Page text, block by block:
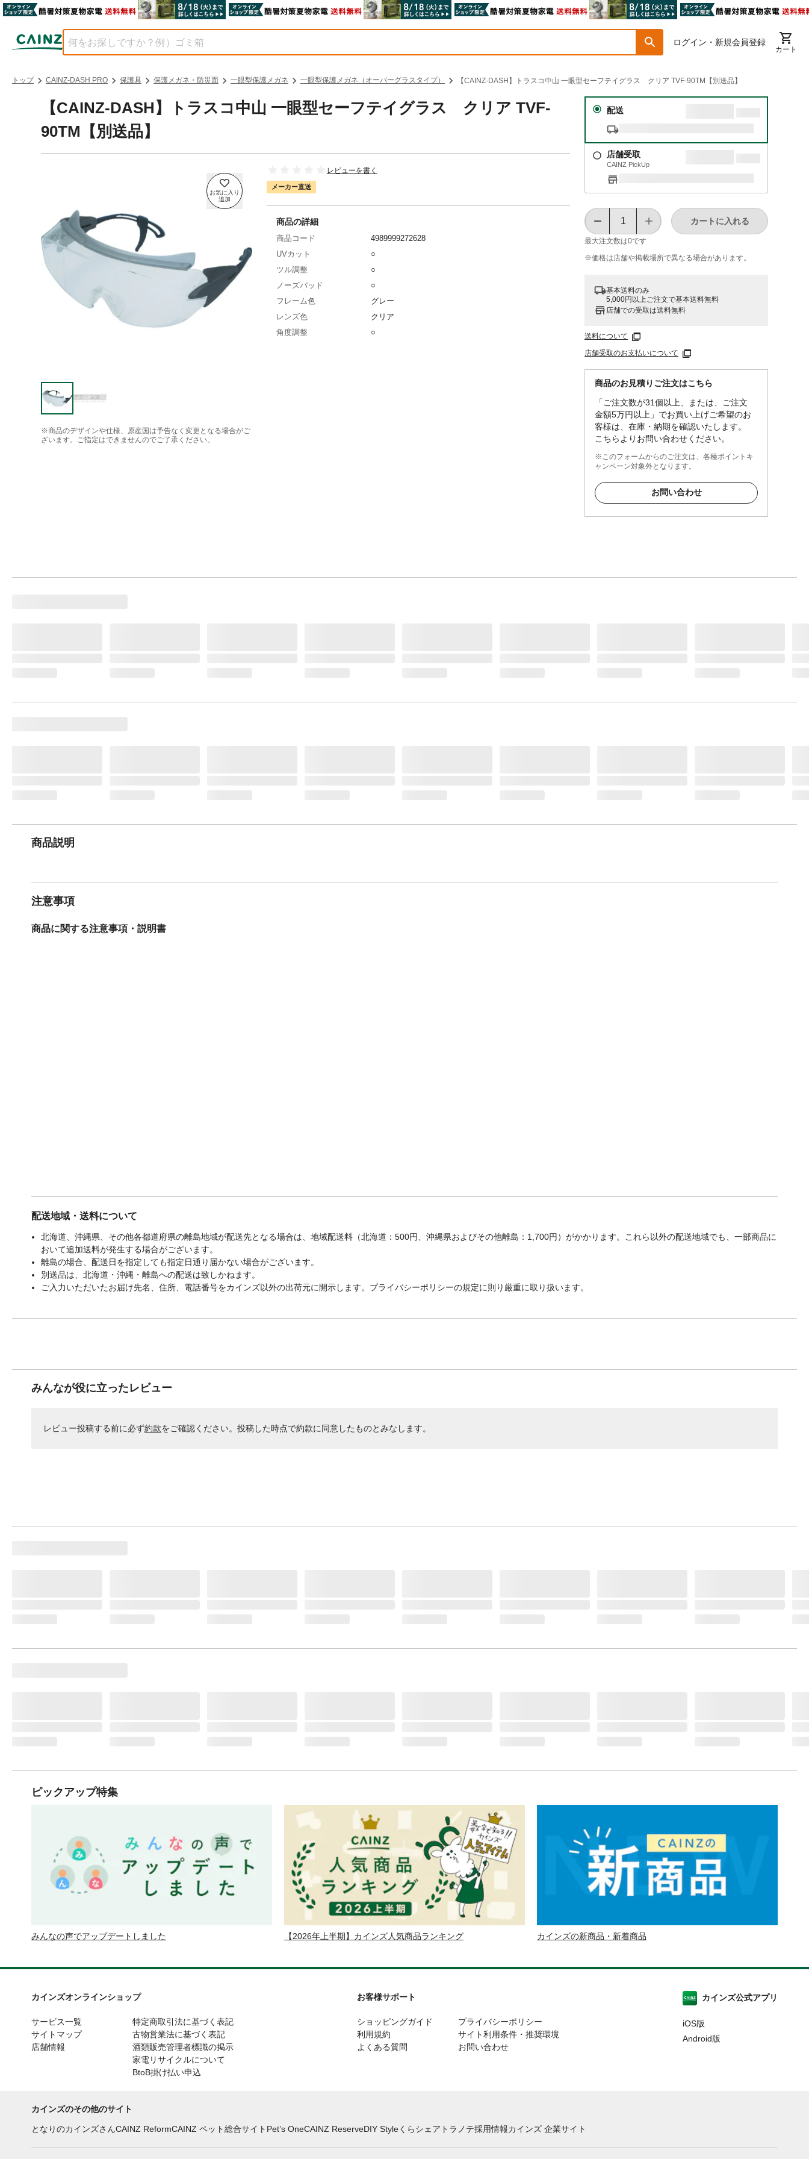
ログイン・新規会員登録
カート
トップ CAINZ-DASH PRO 保護具 保護メガネ・防災面 一眼型保護メガネ 一眼型保護メガネ（オーバーグラスタイプ） 【CAINZ-DASH】トラスコ中山 一眼型セーフテイグラス クリア TVF-90TM【別送品】
【CAINZ-DASH】トラスコ中山 一眼型セーフテイグラス クリア TVF-
90TM【別送品】
※商品のデザインや仕様、原産国は予告なく変更となる場合がご
ざいます。ご指定はできませんのでご了承ください。
レビューを書く
メーカー直送
配送
店舗受取
CAINZ PickUp
最大注文数は0です
カートに入れる
※価格は​店舗や​掲載場所で​異なる​場合が​あります。
基本送料のみ
5,000円以上ご注文で基本送料無料
店舗での受取は送料無料
送料について
店舗受取のお支払いについて
商品のお見積りご注文はこちら
「ご注文数が31個以上、または、ご注文
金額5万円以上」でお買い上げご希望のお
客様は、在庫・納期を確認いたします。
こちらよりお問い合わせください。
※このフォームからのご注文は、各種ポイントキ
ャンペーン対象外となります。
お問い合わせ
商品の詳細
商品コード
4989999272628
UVカット
○
ツル調整
○
ノーズパッド
○
フレーム色
グレー
レンズ色
クリア
角度調整
○
商品説明
注意事項
商品に関する注意事項・説明書
配送地域・送料について
北海道、沖縄県、その他各都道府県の離島地域が配送先となる場合は、地域配送料（北海道：500円、沖縄県およびその他離島：1,700円）がかかります。これら以外の配送地域でも、一部商品に
おいて追加送料が発生する場合がございます。
離島の場合、配送日を指定しても指定日通り届かない場合がございます。
別送品は、北海道・沖縄・離島への配送は致しかねます。
ご入力いただいたお届け先名、住所、電話番号をカインズ以外の出荷元に開示します。プライバシーポリシーの規定に則り厳重に取り扱います。
みんなが役に立ったレビュー
レビュー投稿する前に必ず約款をご確認ください。投稿した時点で約款に同意したものとみなします。
ピックアップ特集
みんなの声でアップデートしました 【2026年上半期】カインズ人気商品ランキング カインズの新商品・新着商品
カインズオンラインショップ
サービス一覧
サイトマップ
店舗情報
特定商取引法に基づく表記
古物営業法に基づく表記
酒類販売管理者標識の掲示
家電リサイクルについて
BtoB掛け払い申込
お客様サポート
ショッピングガイド
利用規約
よくある質問
プライバシーポリシー
サイト利用条件・推奨環境
お問い合わせ
カインズ公式アプリ
iOS版
Android版
カインズのその他のサイト
となりのカインズさんCAINZ ReformCAINZ ペット総合サイト Pet’s OneCAINZ ReserveDIY Styleくらシェア トラノテ採用情報カインズ 企業サイト